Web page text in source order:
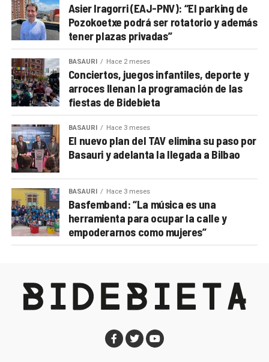
Asier Iragorri (EAJ-PNV): “El parking de
Pozokoetxe podrá ser rotatorio y además
tener plazas privadas”
BASAURI Hace 2 meses
Conciertos, juegos infantiles, deporte y
arroces llenan la programación de las
fiestas de Bidebieta
BASAURI Hace 3 meses
El nuevo plan del TAV elimina su paso por
Basauri y adelanta la llegada a Bilbao
BASAURI Hace 3 meses
Basfemband: “La música es una
herramienta para ocupar la calle y
empoderarnos como mujeres”